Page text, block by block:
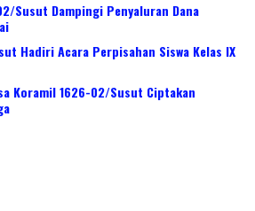
Susut Dampingi Penyaluran Dana
Hadiri Acara Perpisahan Siswa Kelas IX
Koramil 1626-02/Susut Ciptakan